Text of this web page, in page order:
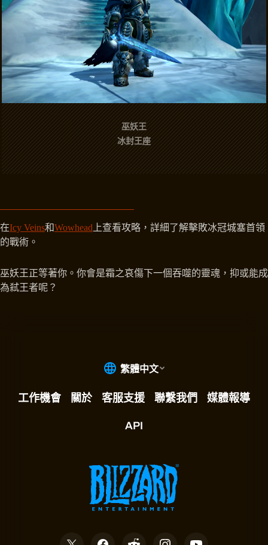
巫妖王
冰封王座
在Icy Veins和Wowhead 上查看攻略，詳細了解擊敗冰冠城塞首領
的戰術。
巫妖王正等著你。你會是霜之哀傷下一個吞噬的靈魂，抑或能成
為弒王者呢？